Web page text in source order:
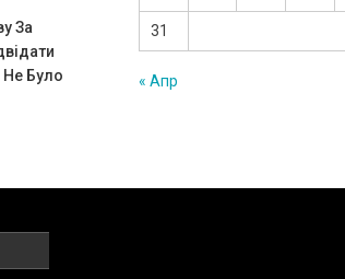
За
Бyло
31
« Апр